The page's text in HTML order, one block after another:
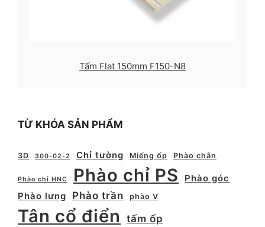
Tấm Flat 150mm F150-N8
TỪ KHÓA SẢN PHẨM
3D 300-02-2 Chỉ tường Miếng ốp Phào chân
Phào chỉ HNC Phào chỉ PS
Phào góc
Phào lưng
Phào trần phào V
Tân cổ điển tấm ốp